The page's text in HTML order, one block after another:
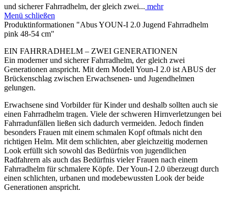
und sicherer Fahrradhelm, der gleich zwei... mehr
Menü schließen
Produktinformationen "Abus YOUN-I 2.0 Jugend Fahrradhelm
pink 48-54 cm"
EIN FAHRRADHELM – ZWEI GENERATIONEN
Ein moderner und sicherer Fahrradhelm, der gleich zwei
Generationen anspricht. Mit dem Modell Youn-I 2.0 ist ABUS der
Brückenschlag zwischen Erwachsenen- und Jugendhelmen
gelungen.
Erwachsene sind Vorbilder für Kinder und deshalb sollten auch sie
einen Fahrradhelm tragen. Viele der schweren Hirnverletzungen bei
Fahrradunfällen ließen sich dadurch vermeiden. Jedoch finden
besonders Frauen mit einem schmalen Kopf oftmals nicht den
richtigen Helm. Mit dem schlichten, aber gleichzeitig modernen
Look erfüllt sich sowohl das Bedürfnis von jugendlichen
Radfahrern als auch das Bedürfnis vieler Frauen nach einem
Fahrradhelm für schmalere Köpfe. Der Youn-I 2.0 überzeugt durch
einen schlichten, urbanen und modebewussten Look der beide
Generationen anspricht.